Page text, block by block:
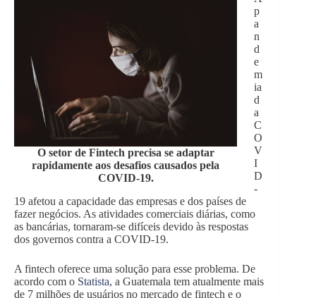
O setor de Fintech precisa se adaptar
rapidamente aos desafios causados pela
COVID-19.
p
a
n
d
e
m
ia
d
a
C
O
V
I
D
-
19 afetou a capacidade das empresas e dos países de
fazer negócios. As atividades comerciais diárias, como
as bancárias, tornaram-se difíceis devido às respostas
dos governos contra a COVID-19.
A fintech oferece uma solução para esse problema. De
acordo com o Statista, a Guatemala tem atualmente mais
de 7 milhões de usuários no mercado de fintech e o